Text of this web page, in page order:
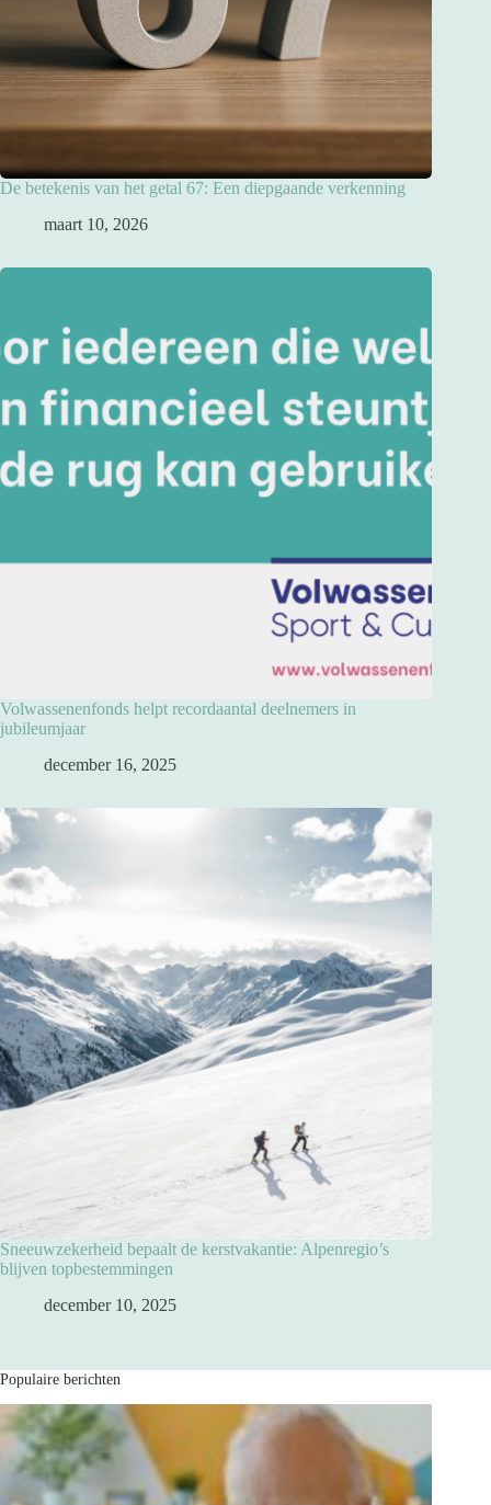
De betekenis van het getal 67: Een diepgaande verkenning
maart 10, 2026
Volwassenenfonds helpt recordaantal deelnemers in
jubileumjaar
december 16, 2025
Sneeuwzekerheid bepaalt de kerstvakantie: Alpenregio’s
blijven topbestemmingen
december 10, 2025
Populaire berichten